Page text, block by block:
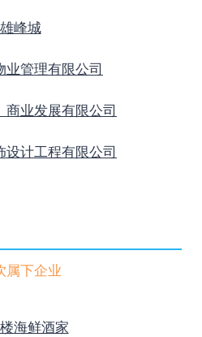
雄峰城
业管理有限公司
商业发展有限公司
设计工程有限公司
属下企业
海鲜酒家